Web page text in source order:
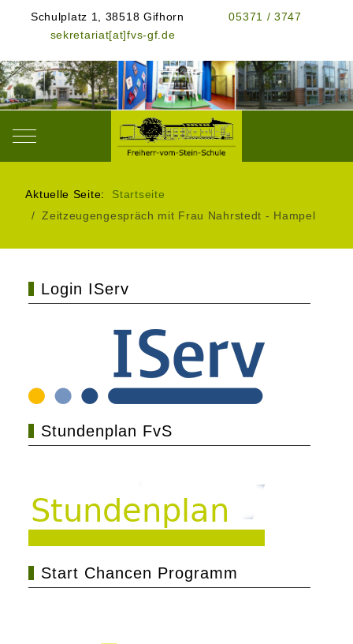
Schulplatz 1, 38518 Gifhorn
05371 / 3747
sekretariat[at]fvs-gf.de
Mobile Menu Toggle
Aktuelle Seite: Startseite
Zeitzeugengespräch mit Frau Nahrstedt - Hampel
Login IServ
Stundenplan FvS
Start Chancen Programm